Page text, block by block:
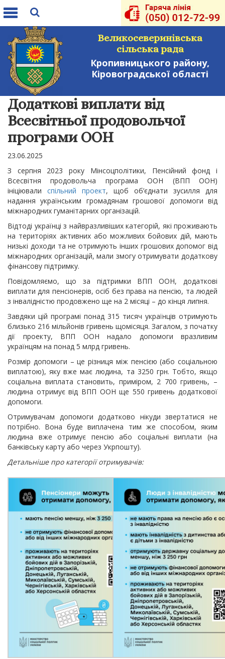
Toggle
Великосеверинівська
сільська рада
Кропивницького району,
Кіровоградської області
Додаткові виплати від
Всесвітньої продовольчої
програми ООН
23.06.2025
З серпня 2023 року Мінсоцполітики, Пенсійний фонд і
Всесвітня продовольча програма ООН (ВПП ООН)
ініціювали спільний проект, щоб об’єднати зусилля для
надання українським громадянам грошової допомоги від
міжнародних гуманітарних організацій.
Відтоді українці з найвразливіших категорій, які проживають
на територіях активних або можливих бойових дій, мають
низькі доходи та не отримують інших грошових допомог від
міжнародних організацій, мали змогу отримувати додаткову
фінансову підтримку.
Повідомляємо, що за підтримки ВПП ООН, додаткові
виплати для пенсіонерів, осіб без права на пенсію, та людей
з інвалідністю продовжено ще на 2 місяці – до кінця липня.
Завдяки цій програмі понад 315 тисяч українців отримують
близько 216 мільйонів гривень щомісяця. Загалом, з початку
дії проекту, ВПП ООН надало допомоги вразливим
українцям на понад 5 млрд гривень.
Розмір допомоги – це різниця між пенсією (або соціальною
виплатою), яку вже має людина, та 3250 грн. Тобто, якщо
соціальна виплата становить, приміром, 2 700 гривень, –
людина отримує від ВПП ООН ще 550 гривень додаткової
допомоги.
Отримувачам допомоги додатково нікуди звертатися не
потрібно. Вона буде виплачена тим же способом, яким
людина вже отримує пенсію або соціальні виплати (на
банківську карту або через Укрпошту).
Детальніше про категорії отримувачів: